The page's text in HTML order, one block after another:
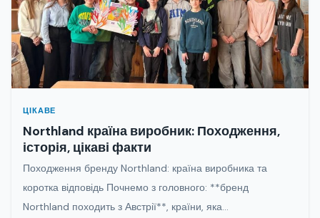
ЦІКАВЕ
Northland країна виробник: Походження,
історія, цікаві факти
Походження бренду Northland: країна виробника та
коротка відповідь Почнемо з головного: **бренд
Northland походить з Австрії**, країни, яка...